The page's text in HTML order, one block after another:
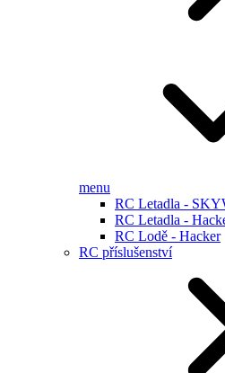
menu
RC Letadla -
RC Letadla -
RC Lodě - Hacker
RC příslušenství